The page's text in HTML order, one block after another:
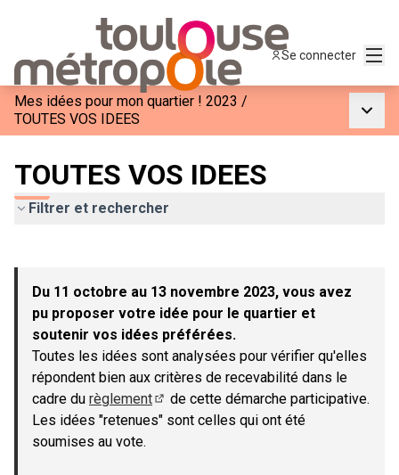
Se connecter
Mes idées pour mon quartier ! 2023 /
TOUTES VOS IDEES
TOUTES VOS IDEES
Filtrer et rechercher
−
Du 11 octobre au 13 novembre 2023, vous avez
pu proposer votre idée pour le quartier et
soutenir vos idées préférées.
Toutes les idées sont analysées pour vérifier qu'elles
répondent bien aux critères de recevabilité dans le
cadre du règlement
(Lien externe)
de cette démarche participative.
Les idées "retenues" sont celles qui ont été
soumises au vote.